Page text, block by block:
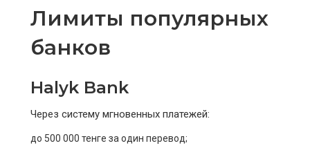
Лимиты популярных
банков
Halyk Bank
Через систему мгновенных платежей:
до 500 000 тенге за один перевод;